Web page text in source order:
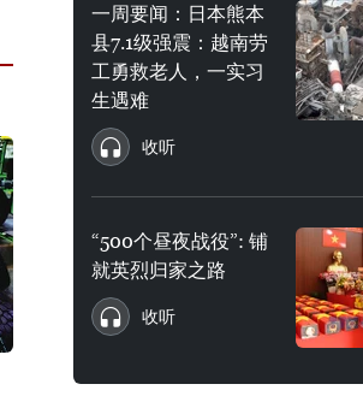
一周要闻：日本熊本
县7.1级强震：越南劳
工勇救老人，一实习
生遇难
收听
“500个昼夜战役”: 铺
就英烈归家之路
收听